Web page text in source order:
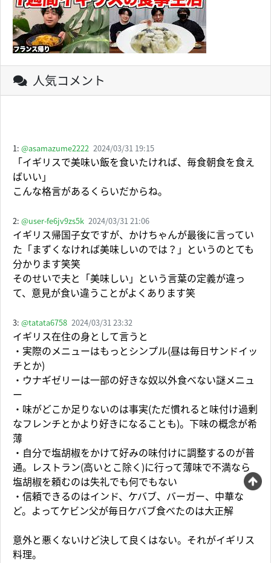
人気コメント
1: @asamazume2222 2024/03/31 19:15
「イギリスで美味い飯を食いたければ、毎食朝食を食え
ばいい」
こんな格言があるくらいだからね。
2: @user-fe6jv9zs5k 2024/03/31 21:06
イギリス帰国子女ですが、かけちゃんが最後に言ってい
た「まずくなければ美味しいのでは？」というのとても
分かります笑笑
そのせいで夫と「美味しい」という言葉の定義が違っ
て、意見が食い違うことがよくあります笑
3: @tatata6758 2024/03/31 23:32
イギリス在住の身として言うと
・実際のメニューはもっとシンプル(昼は毎日サンドイッ
チとか)
・ウナギゼリーは一部の好きな奴以外食べない謎メニュ
ー
・味がどこか足りないのは事実(ただ慣れると味付け過剰
なフレンチとかより好きになることも)。下味の概念が希
薄
・自分で塩胡椒をかけて好みの味付けに調整するのが普
通。レストラン(高いとこ除く)に行って薄味で不満なら
塩胡椒を頼むのは失礼でも何でもない
・信頼できるのはインド、ケバブ、バーガー、中華な
ど。よってケビン父が毎日ケバブ食べたのは大正解
意外と悪くないけど決して良くはない。それがイギリス
料理。